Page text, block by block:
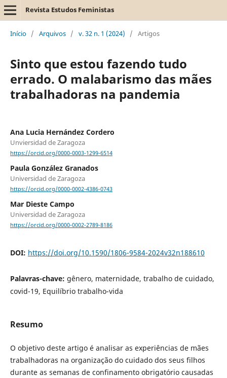
Revista Estudos Feministas
Início / Arquivos / v. 32 n. 1 (2024) / Artigos
Sinto que estou fazendo tudo
errado. O malabarismo das mães
trabalhadoras na pandemia
Ana Lucia Hernández Cordero
Unviersidad de Zaragoza
https://orcid.org/0000-0003-1299-6514
Paula González Granados
Universidad de Zaragoza
https://orcid.org/0000-0002-4386-0743
Mar Dieste Campo
Universidad de Zaragoza
https://orcid.org/0000-0002-2789-8186
DOI: https://doi.org/10.1590/1806-9584-2024v32n188610
Palavras-chave: gênero, maternidade, trabalho de cuidado,
covid-19, Equilíbrio trabalho-vida
Resumo
O objetivo deste artigo é analisar as experiências de mães
trabalhadoras na organização do cuidado dos seus filhos
durante as semanas de confinamento obrigatório causadas